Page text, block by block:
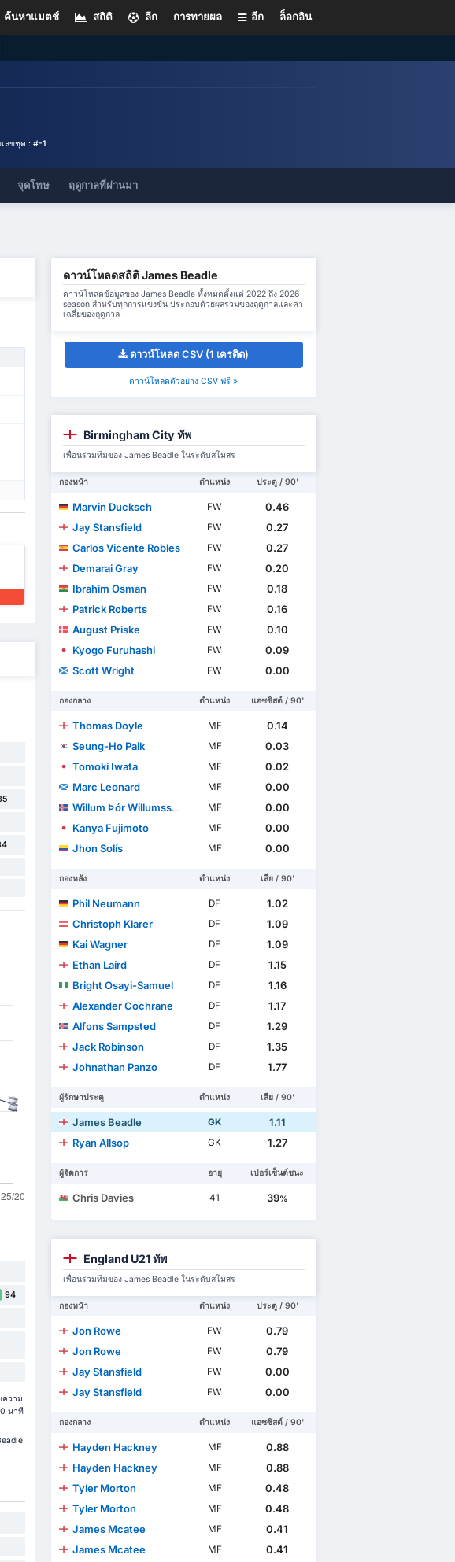
ล็อกอิน
อีก
การทายผล
ลีก
สถิติ
ค้นหาแมตช์
ลขชุด : #-1
จุดโทษ ฤดูกาลที่ผ่านมา
94
ความ
นาที
ดาวน์โหลดสถิติ James Beadle
ดาวน์โหลดข้อมูลของ James Beadle ทั้งหมดตั้งแต่ 2022 ถึง 2026
season สำหรับทุกการแข่งขัน ประกอบด้วยผลรวมของฤดูกาลและค่า
เฉลี่ยของฤดูกาล
ดาวน์โหลด CSV (1 เครดิต)
ดาวน์โหลดตัวอย่าง CSV ฟรี »
Birmingham City ทัพ
เพื่อนร่วมทีมของ James Beadle ในระดับสโมสร
กองหน้า ตำแหน่ง ประตู / 90'
Marvin Ducksch FW
0.46
Jay Stansfield
FW
0.27
Carlos Vicente Robles
FW
0.27
Demarai Gray
FW
0.20
Ibrahim Osman
FW
0.18
Patrick Roberts
FW
0.16
August Priske
FW
0.10
Kyogo Furuhashi
FW
0.09
Scott Wright
FW 0.00
กองกลาง ตำแหน่ง แอซซิสต์ / 90'
Thomas Doyle MF
0.14
Seung-Ho Paik
MF
0.03
Tomoki Iwata
MF
0.02
Marc Leonard
MF
0.00
Willum Þór Willumsson
MF
0.00
Kanya Fujimoto
MF
0.00
Jhon Solís
MF 0.00
กองหลัง ตำแหน่ง เสีย / 90'
Phil Neumann DF
1.02
Christoph Klarer
DF
1.09
Kai Wagner
DF
1.09
Ethan Laird
DF
1.15
Bright Osayi-Samuel
DF
1.16
Alexander Cochrane
DF
1.17
Alfons Sampsted
DF
1.29
Jack Robinson
DF
1.35
Johnathan Panzo
DF 1.77
ผู้รักษาประตู ตำแหน่ง เสีย / 90'
James Beadle GK
1.11
Ryan Allsop
GK 1.27
ผู้จัดการ อายุ เปอร์เซ็นต์ชนะ
Chris Davies 41 39%
England U21 ทัพ
เพื่อนร่วมทีมของ James Beadle ในระดับสโมสร
กองหน้า ตำแหน่ง ประตู / 90'
Jon Rowe FW
0.79
Jon Rowe
FW
0.79
Jay Stansfield
FW
0.00
Jay Stansfield
FW 0.00
กองกลาง ตำแหน่ง แอซซิสต์ / 90'
Hayden Hackney MF
0.88
Hayden Hackney
MF
0.88
Tyler Morton
MF
0.48
Tyler Morton
MF
0.48
James Mcatee
MF
0.41
James Mcatee
MF
0.41